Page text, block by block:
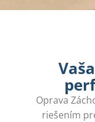
Oprava
riešením